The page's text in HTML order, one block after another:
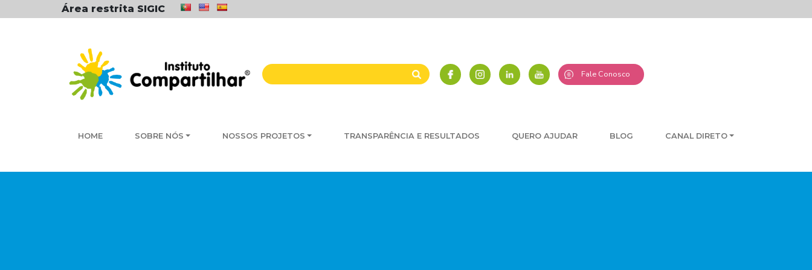
Área restrita SIGIC
Fale Conosco
HOME SOBRE NÓS NOSSOS PROJETOS TRANSPARÊNCIA E RESULTADOS QUERO AJUDAR BLOG CANAL DIRETO